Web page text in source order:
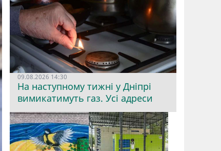
09.08.2026 14:30
На наступному тижні у Дніпрі
вимикатимуть газ. Усі адреси